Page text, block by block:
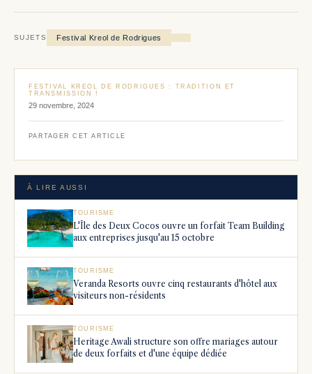
SUJETS Festival Kreol de Rodrigues
FESTIVAL KREOL DE RODRIGUES : TRADITION ET
TRANSMISSION !
29 novembre, 2024
PARTAGER CET ARTICLE
À LIRE AUSSI
TOURISME
L'Île des Deux Cocos ouvre un forfait Team Building
aux entreprises jusqu'au 15 octobre
TOURISME
Veranda Resorts ouvre cinq restaurants d'hôtel aux
visiteurs non-résidents
TOURISME
Heritage Awali structure son offre mariages autour
de deux forfaits et d'une équipe dédiée